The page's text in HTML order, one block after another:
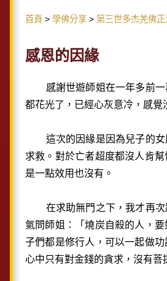
首頁 學佛分享 第三世多杰羌佛正
感恩的因緣
感謝世遊師姐在一年多前一
都花光了，已經心灰意冷，感覺
這次的因緣是因為兒子的女
求救。對於亡者超度都沒人肯
是一點效用也沒有。
在求助無門之下，我才再次
氣問師姐：「燒炭自殺的人，
子們都是修行人，可以一起做
心中只有對金錢的貪求，沒有菩